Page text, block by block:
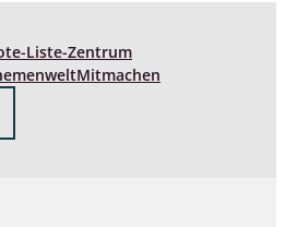
Liste-Zentrum
Mitmachen